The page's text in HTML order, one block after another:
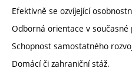
Efektivně se ozvíjející
Odborná orientace v
Schopnost samostatného
Domácí či zahraniční stáž.